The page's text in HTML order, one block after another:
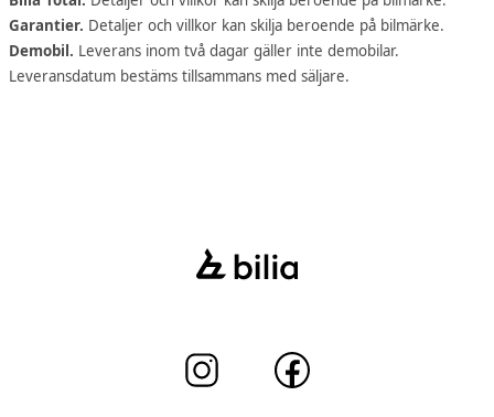
Garantier. Detaljer och villkor kan skilja beroende på bilmärke.
Demobil. Leverans inom två dagar gäller inte demobilar.
Leveransdatum bestäms tillsammans med säljare.